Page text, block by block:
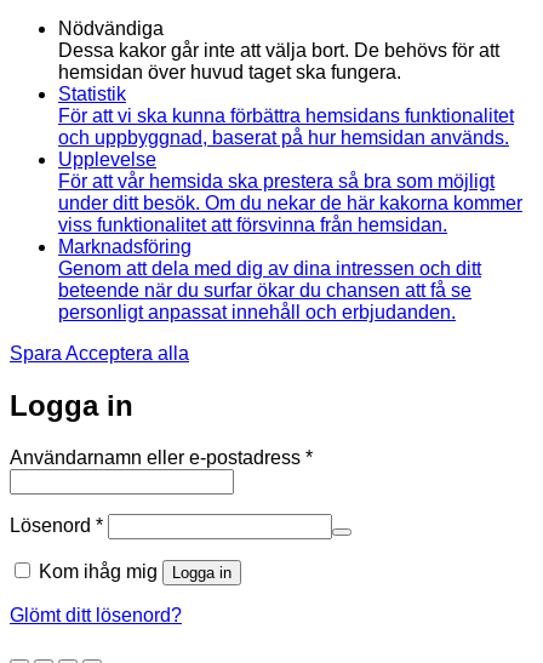
Nödvändiga
Dessa kakor går inte att välja bort. De behövs för att
hemsidan över huvud taget ska fungera.
Statistik
För att vi ska kunna förbättra hemsidans funktionalitet
och uppbyggnad, baserat på hur hemsidan används.
Upplevelse
För att vår hemsida ska prestera så bra som möjligt
under ditt besök. Om du nekar de här kakorna kommer
viss funktionalitet att försvinna från hemsidan.
Marknadsföring
Genom att dela med dig av dina intressen och ditt
beteende när du surfar ökar du chansen att få se
personligt anpassat innehåll och erbjudanden.
Spara Acceptera alla
Logga in
Användarnamn eller e-postadress *Obligatoriskt
Lösenord *Obligatoriskt
Kom ihåg mig Logga in
Glömt ditt lösenord?